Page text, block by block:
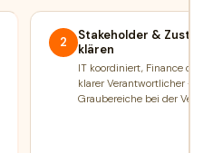
2
Stakeholder &
klären
IT koordiniert, Finance
klarer Verantwortlicher —
Graubereiche bei der